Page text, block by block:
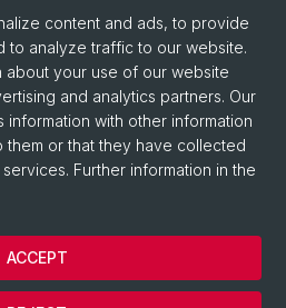
Fakultät
content and ads, to provide
to analyze traffic to our website.
about your use of our website
and analytics partners. Our
information with other information
or that they have collected
Further information in the
ACCEPT